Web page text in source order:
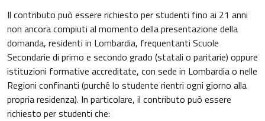
Il contributo può essere richiesto per studenti fino ai 21 anni
non ancora compiuti al momento della presentazione della
domanda, residenti in Lombardia, frequentanti Scuole
Secondarie di primo e secondo grado (statali o paritarie) oppure
istituzioni formative accreditate, con sede in Lombardia o nelle
Regioni confinanti (purché lo studente rientri ogni giorno alla
propria residenza). In particolare, il contributo può essere
richiesto per studenti che: